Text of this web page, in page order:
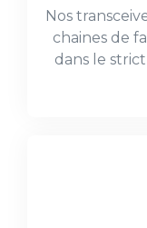
Nos
chaines de
dans le